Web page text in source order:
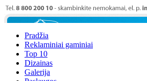
Pradžia
Reklaminiai gaminiai
Top 10
Dizainas
Galerija